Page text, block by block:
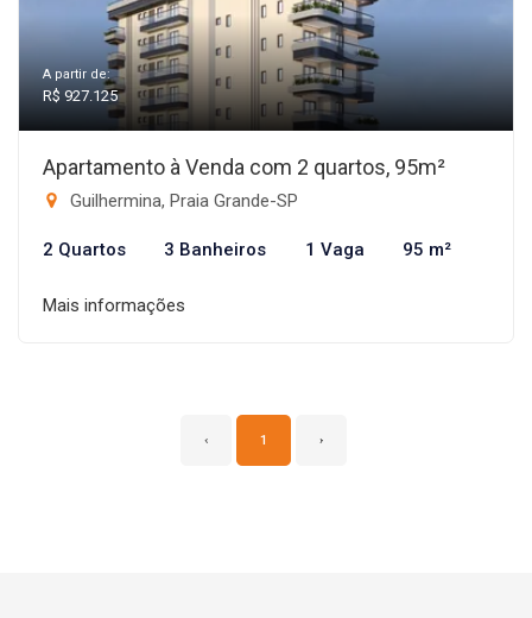
A partir de:
R$ 927.125
Apartamento à Venda com 2 quartos, 95m²
Guilhermina, Praia Grande-SP
2 Quartos 3 Banheiros 1 Vaga 95 m²
Mais informações
‹ 1 ›